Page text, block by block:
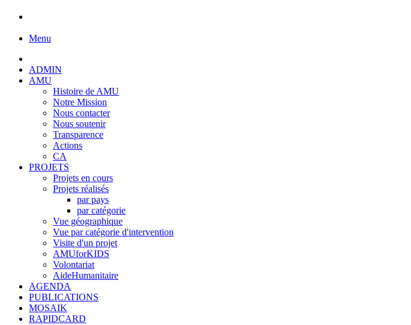
Menu
ADMIN
AMU
Histoire de AMU
Notre Mission
Nous contacter
Nous soutenir
Transparence
Actions
CA
PROJETS
Projets en cours
Projets réalisés
par pays
par catégorie
Vue géographique
Vue par catégorie d'intervention
Visite d'un projet
AMUforKIDS
Volontariat
AideHumanitaire
AGENDA
PUBLICATIONS
MOSAIK
RAPIDCARD